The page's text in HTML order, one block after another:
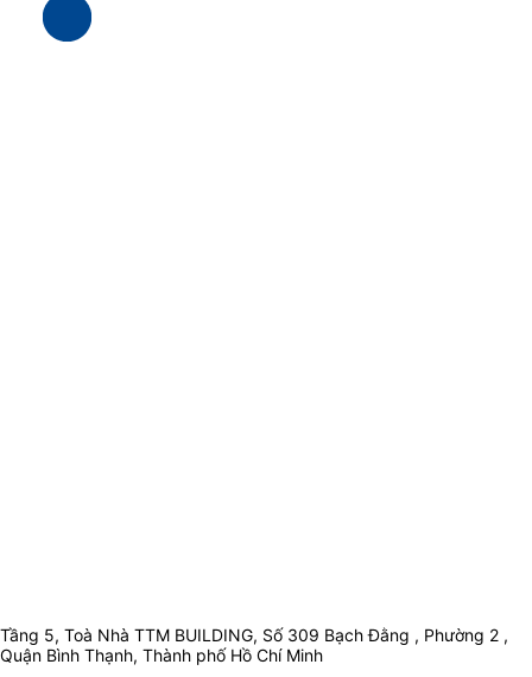
Tầng 5, Toà Nhà TTM BUILDING, Số 309 Bạch Đằng , Phường 2 ,
Quận Bình Thạnh, Thành phố Hồ Chí Minh